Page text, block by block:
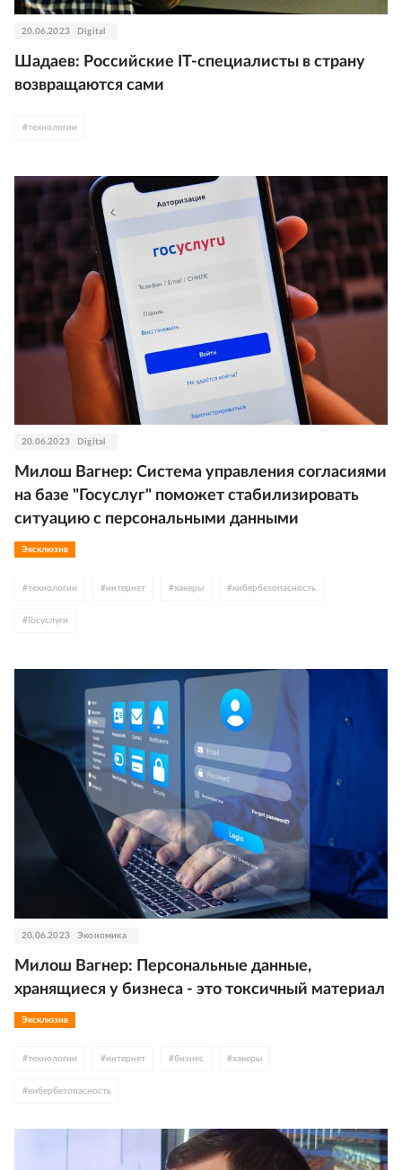
20.06.2023 Digital
Шадаев: Российские IT-специалисты в страну
возвращаются сами
#технологии
20.06.2023 Digital
Милош Вагнер: Система управления согласиями
на базе "Госуслуг" поможет стабилизировать
ситуацию с персональными данными
Эксклюзив
#технологии #интернет #хакеры #кибербезопасность
# Госуслуги
20.06.2023 Экономика
Милош Вагнер: Персональные данные,
хранящиеся у бизнеса - это токсичный материал
Эксклюзив
#технологии #интернет #бизнес #хакеры
#кибербезопасность